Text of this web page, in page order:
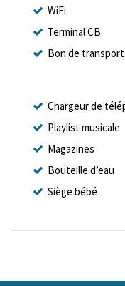
WiFi
Terminal CB
Bon de transport
Chargeur de
Playlist musicale
Magazines
Bouteille d’eau
Siège bébé